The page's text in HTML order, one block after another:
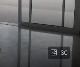
30